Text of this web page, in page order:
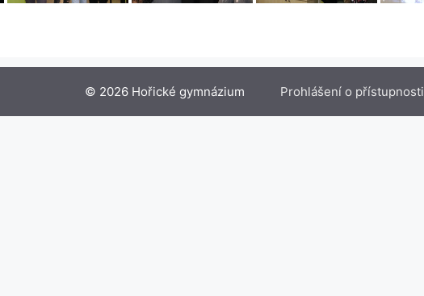
© 2026 Hořické gymnázium Prohlášení o přístupnosti